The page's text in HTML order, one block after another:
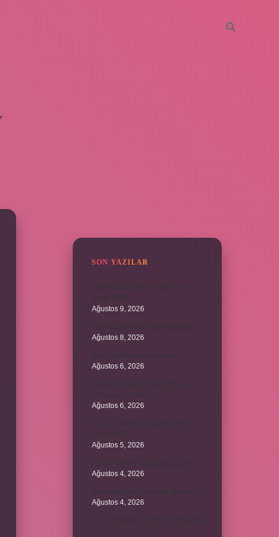
SON YAZILAR
Yıllık geliri ne kadar olursa vergi
verilir 2024 ?
Ağustos 9, 2026
kuzu baskül et fiyatları ne kadar ?
Ağustos 8, 2026
Emir buyurmak ne demek ?
Ağustos 6, 2026
Kur’an’ı baştan sona okuyup
bitirmeye ne denir ?
Ağustos 6, 2026
Ay gibi gök cisimlerine verilen
Ağustos 5, 2026
Barbunya kaç dakika haşlanır ?
Ağustos 4, 2026
Ağustos 4, 2026